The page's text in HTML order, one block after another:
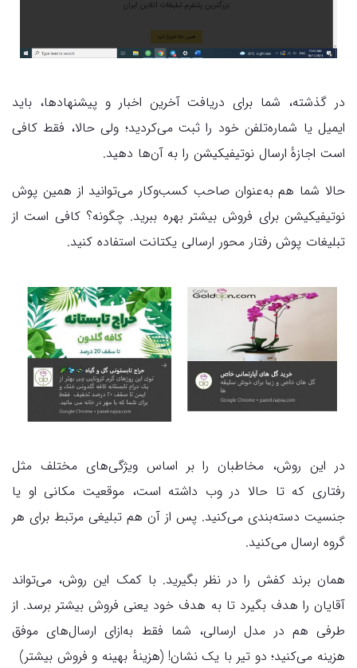
در گذشته، شما برای دریافت آخرین اخبار و پیشنهادها، باید
ایمیل یا شماره‌تلفن خود را ثبت می‌کردید؛ ولی حالا، فقط کافی
است اجازهٔ ارسال نوتیفیکیشن را به آن‌ها دهید.
حالا شما هم به‌عنوان صاحب کسب‌وکار می‌توانید از همین پوش
نوتیفیکیشن برای فروش بیشتر بهره ببرید. چگونه؟ کافی است از
تبلیغات پوش رفتار محور ارسالی یکتانت استفاده کنید.
در این روش، مخاطبان را بر اساس ویژگی‌های مختلف مثل
رفتاری که تا حالا در وب داشته است، موقعیت مکانی او یا
جنسیت دسته‌بندی می‌کنید. پس از آن هم تبلیغی مرتبط برای هر
گروه ارسال می‌کنید.
همان برند کفش را در نظر بگیرید. با کمک این روش، می‌تواند
آقایان را هدف بگیرد تا به هدف خود یعنی فروش بیشتر برسد. از
طرفی هم در مدل ارسالی، شما فقط به‌ازای ارسال‌های موفق
هزینه می‌کنید؛ دو تیر با یک نشان! (هزینهٔ بهینه و فروش بیشتر)